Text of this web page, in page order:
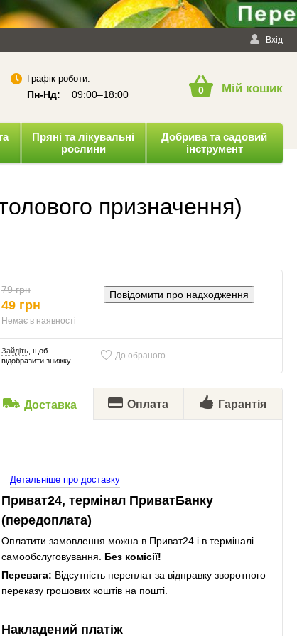
Вхід
Графік роботи:
Пн-Нд: 09:00–18:00 0 Мій кошик
Пряні та лікувальні
рослини
Добрива та садовий
інструмент
призначення)
79 грн
49 грн
Немає в наявності
Повідомити про надходження
Зайдіть, щоб
відобразити знижку
До обраного
Доставка Оплата Гарантія
Детальніше про доставку
Приват24, термінал ПриватБанку
(передоплата)
Оплатити замовлення можна в Приват24 і в терміналі
самообслуговування. Без комісії!
Перевага: Відсутність переплат за відправку зворотного
переказу грошових коштів на пошті.
Накладений платіж